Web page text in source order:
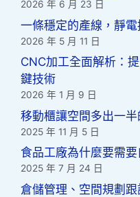
2026 年 6 月 23 日
一條穩定的產線，靜
2026 年 5 月 11 日
CNC加工全面解析：
鍵技術
2026 年 1 月 9 日
移動櫃讓空間多出一半
2025 年 11 月 5 日
食品工廠為什麼要需
2025 年 7 月 24 日
倉儲管理、空間規劃